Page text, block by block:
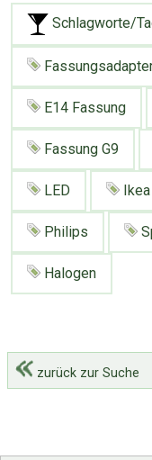
Schlagworte/
E14 Fassung
Fassung G9
LED Ikea
Philips
Halogen
zurück zur Suche